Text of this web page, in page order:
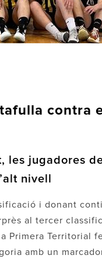
contra
jugadores
nivell
i donant
al tercer
Primera Territorial
amb un